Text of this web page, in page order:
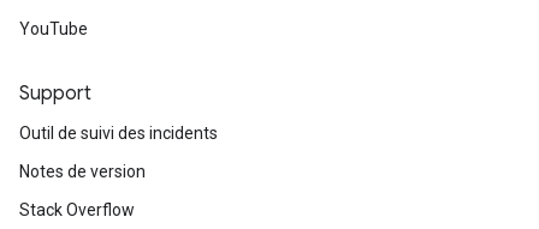
YouTube
Support
Outil de suivi des incidents
Notes de version
Stack Overflow